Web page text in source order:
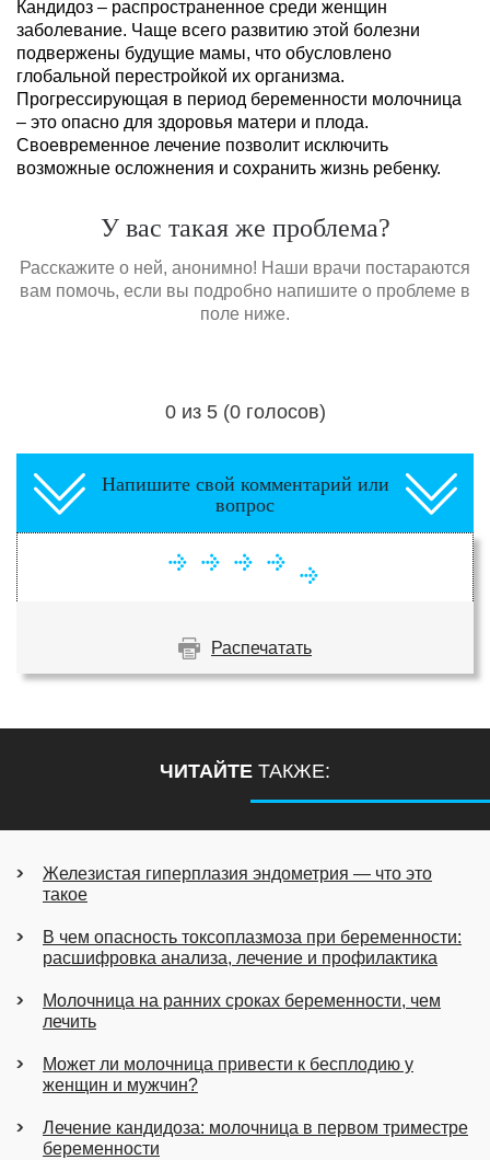
Кандидоз – распространенное среди женщин
заболевание. Чаще всего развитию этой болезни
подвержены будущие мамы, что обусловлено
глобальной перестройкой их организма.
Прогрессирующая в период беременности молочница
– это опасно для здоровья матери и плода.
Своевременное лечение позволит исключить
возможные осложнения и сохранить жизнь ребенку.
У вас такая же проблема?
Расскажите о ней, анонимно! Наши врачи постараются
вам помочь, если вы подробно напишите о проблеме в
поле ниже.
Загрузка...
0 из 5 (0 голосов)
Напишите свой комментарий или
вопрос
Распечатать
ЧИТАЙТЕ ТАКЖЕ:
Железистая гиперплазия эндометрия — что это
такое
В чем опасность токсоплазмоза при беременности:
расшифровка анализа, лечение и профилактика
Молочница на ранних сроках беременности, чем
лечить
Может ли молочница привести к бесплодию у
женщин и мужчин?
Лечение кандидоза: молочница в первом триместре
беременности